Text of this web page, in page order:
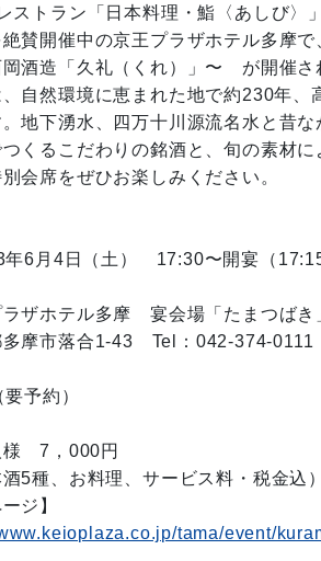
トラン「日本料理・鮨〈あしび〉
賛開催中の京王プラザホテル多摩で
造「久礼（くれ）」〜 が開催さ
然環境に恵まれた地で約230年、
地下湧水、四万十川源流名水と昔な
くるこだわりの銘酒と、旬の素材に
会席をぜひお楽しみください。
日（土） 17:30〜開宴（17:15
テル多摩 宴会場「たまつばき
落合1-43 Tel：042-374-0111（
約）
，000円
お料理、サービス料・税金込）
ジ】
tama/event/